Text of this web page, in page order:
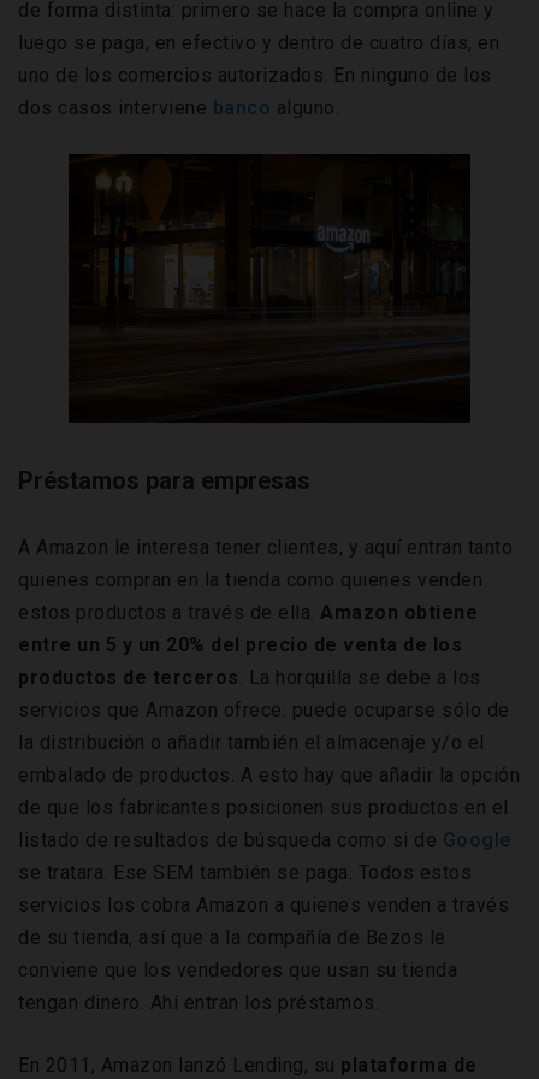
de forma distinta: primero se hace la compra online y
luego se paga, en efectivo y dentro de cuatro días, en
uno de los comercios autorizados. En ninguno de los
dos casos interviene banco alguno.
Préstamos para empresas
A Amazon le interesa tener clientes, y aquí entran tanto
quienes compran en la tienda como quienes venden
estos productos a través de ella. Amazon obtiene
entre un 5 y un 20% del precio de venta de los
productos de terceros. La horquilla se debe a los
servicios que Amazon ofrece: puede ocuparse sólo de
la distribución o añadir también el almacenaje y/o el
embalado de productos. A esto hay que añadir la opción
de que los fabricantes posicionen sus productos en el
listado de resultados de búsqueda como si de Google
se tratara. Ese SEM también se paga. Todos estos
servicios los cobra Amazon a quienes venden a través
de su tienda, así que a la compañía de Bezos le
conviene que los vendedores que usan su tienda
tengan dinero. Ahí entran los préstamos.
En 2011, Amazon lanzó Lending, su plataforma de